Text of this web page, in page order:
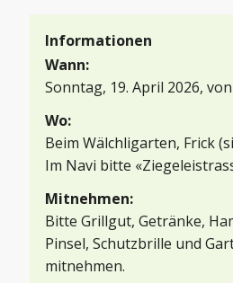
Informationen
Wann:
Sonntag, 19. April 2026,
Wo:
Beim Wälchligarten, Frick
Im Navi bitte
Mitnehmen:
Bitte Grillgut, Getränke,
Pinsel, Schutzbrille und
mitnehmen.